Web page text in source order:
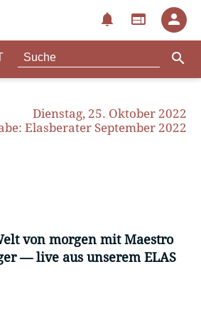
notifications web person
search
Dienstag, 25. Oktober 2022
Elasberater September 2022
von morgen mit Maestro
— live aus unserem ELAS